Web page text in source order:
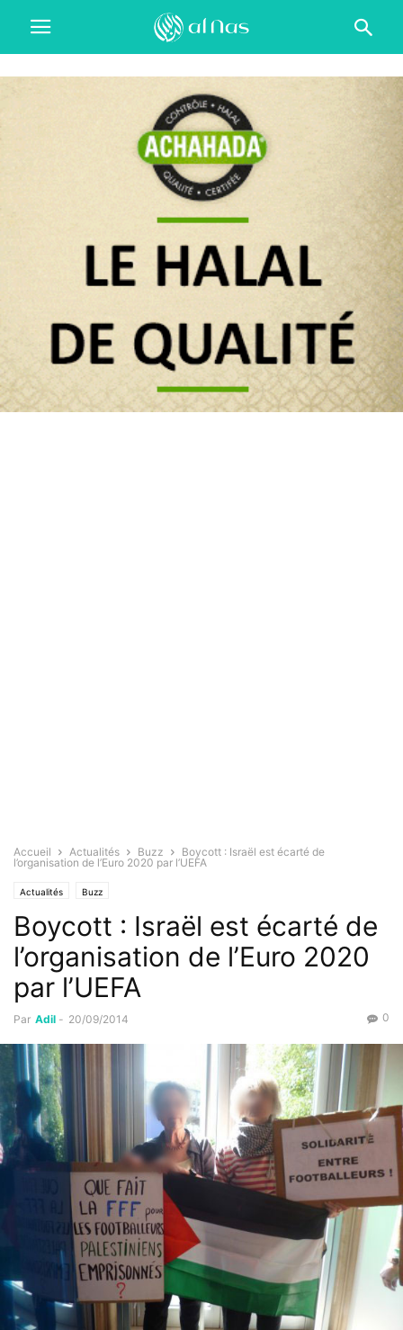
Accueil Actualités Buzz
Boycott : Israël est écarté de
l’organisation de l’Euro 2020 par l’UEFA
Actualités Buzz
Boycott : Israël est écarté de
l’organisation de l’Euro 2020
par l’UEFA
Par Adil - 20/09/2014 0